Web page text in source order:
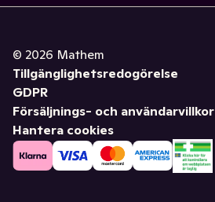
© 2026 Mathem
Tillgänglighetsredogörelse
GDPR
Försäljnings- och användarvillkor
Hantera cookies